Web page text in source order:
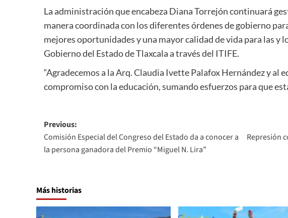
La administración que encabeza Diana Torrejón continuará
manera coordinada con los diferentes órdenes de gobierno
mejores oportunidades y una mayor calidad de vida para las y
Gobierno del Estado de Tlaxcala a través del ITIFE.
“Agradecemos a la Arq. Claudia Ivette Palafox Hernández y al
compromiso con la educación, sumando esfuerzos para que
Post
navigation
Previous:
Comisión Especial del Congreso del Estado da a conocer a
la persona ganadora del Premio “Miguel N. Lira”
Represión
Más historias